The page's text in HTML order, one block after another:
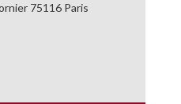
75116 Paris